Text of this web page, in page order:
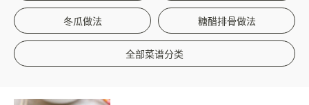
冬瓜做法 糖醋排骨做法
全部菜谱分类